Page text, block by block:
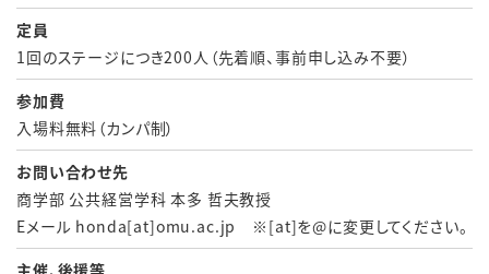
定員
1回のステージにつき200人（先着順、事前申し込み不要）
参加費
入場料無料（カンパ制）
お問い合わせ先
商学部 公共経営学科 本多 哲夫教授
Eメール honda[at]omu.ac.jp ※[at]を@に変更してください。